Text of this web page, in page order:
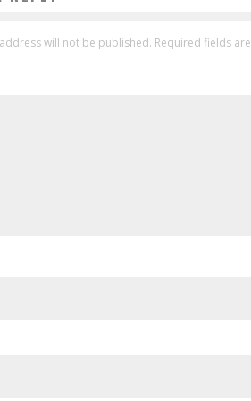
will not be published. Required fields